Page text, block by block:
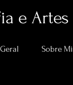
e Artes
Geral Sobre